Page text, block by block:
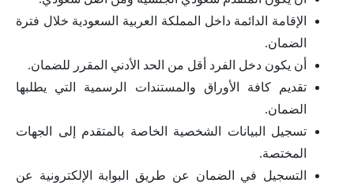
الإقامة الدائمة داخل المملكة العربية السعودية خلال فترة
الضمان.
أن يكون دخل الفرد أقل من الحد الأدني المقرر للضمان.
تقديم كافة الأوراق والمستندات الرسمية التي يطلبها
الضمان.
تسجيل البيانات الشخصية الخاصة بالمتقدم إلى الجهات
المختصة.
التسجيل في الضمان عن طريق البوابة الإلكترونية عن